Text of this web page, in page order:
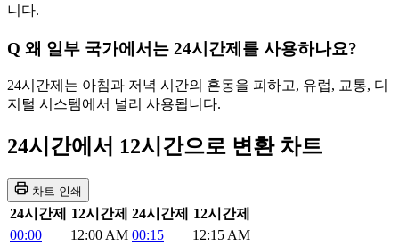
니다.
Q 왜 일부 국가에서는 24시간제를 사용하나요?
24시간제는 아침과 저녁 시간의 혼동을 피하고, 유럽, 교통, 디
지털 시스템에서 널리 사용됩니다.
24시간에서 12시간으로 변환 차트
차트 인쇄
24시간제 12시간제 24시간제
12시간제
00:00
12:00 AM 00:15
12:15 AM